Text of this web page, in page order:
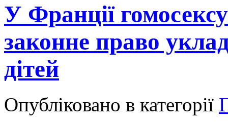
У Франції
законне право
дітей
Опубліковано в категорії